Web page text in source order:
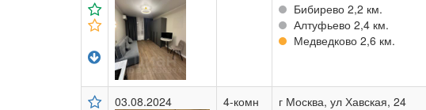
Бибирево 2,2 км.
Алтуфьево 2,4 км.
Медведково 2,6 км.
03.08.2024 4-комн
г Москва, ул Хавская, 24